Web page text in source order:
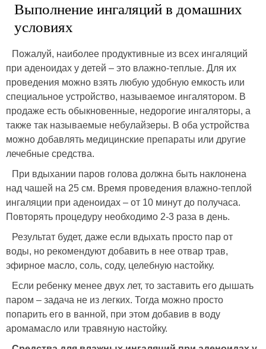
Выполнение ингаляций в домашних
условиях
Пожалуй, наиболее продуктивные из всех ингаляций
при аденоидах у детей – это влажно-теплые. Для их
проведения можно взять любую удобную емкость или
специальное устройство, называемое ингалятором. В
продаже есть обыкновенные, недорогие ингаляторы, а
также так называемые небулайзеры. В оба устройства
можно добавлять медицинские препараты или другие
лечебные средства.
При вдыхании паров голова должна быть наклонена
над чашей на 25 см. Время проведения влажно-теплой
ингаляции при аденоидах – от 10 минут до получаса.
Повторять процедуру необходимо 2-3 раза в день.
Результат будет, даже если вдыхать просто пар от
воды, но рекомендуют добавить в нее отвар трав,
эфирное масло, соль, соду, целебную настойку.
Если ребенку менее двух лет, то заставить его дышать
паром – задача не из легких. Тогда можно просто
попарить его в ванной, при этом добавив в воду
аромамасло или травяную настойку.